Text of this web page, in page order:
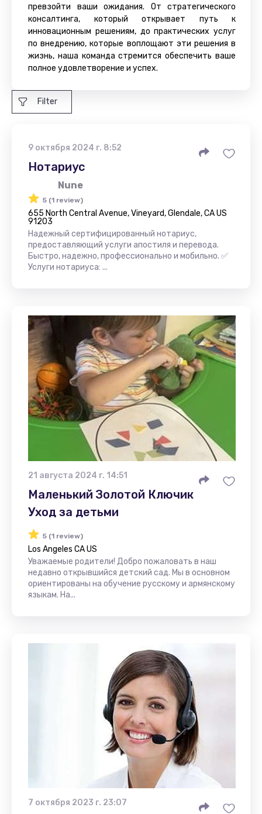
превзойти ваши ожидания. От стратегического
консалтинга, который открывает путь к
инновационным решениям, до практических услуг
по внедрению, которые воплощают эти решения в
жизнь, наша команда стремится обеспечить ваше
полное удовлетворение и успех.
Filter
9 октября 2024 г. 8:52
Нотариус
Nune
5 (1 review)
655 North Central Avenue, Vineyard, Glendale, CA US
91203
Надежный сертифицированный нотариус,
предоставляющий услуги апостиля и перевода.
Быстро, надежно, профессионально и мобильно. ✅
Услуги нотариуса: ...
21 августа 2024 г. 14:51
Маленький Золотой Ключик
Уход за детьми
5 (1 review)
Los Angeles CA US
Уважаемые родители! Добро пожаловать в наш
недавно открывшийся детский сад. Мы в основном
ориентированы на обучение русскому и армянскому
языкам. На...
7 октября 2023 г. 23:07